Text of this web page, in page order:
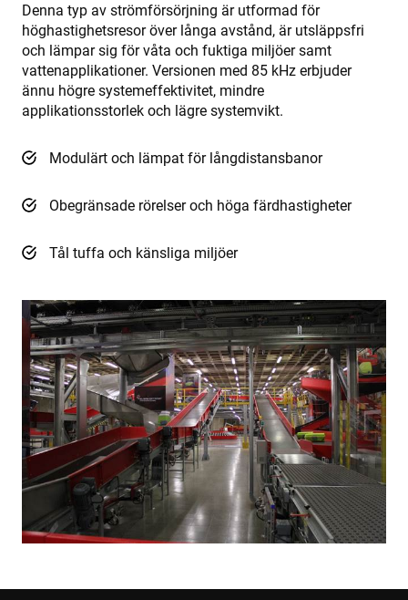
Denna typ av strömförsörjning är utformad för
höghastighetsresor över långa avstånd, är utsläppsfri
och lämpar sig för våta och fuktiga miljöer samt
vattenapplikationer. Versionen med 85 kHz erbjuder
ännu högre systemeffektivitet, mindre
applikationsstorlek och lägre systemvikt.
Modulärt och lämpat för långdistansbanor
Obegränsade rörelser och höga färdhastigheter
Tål tuffa och känsliga miljöer